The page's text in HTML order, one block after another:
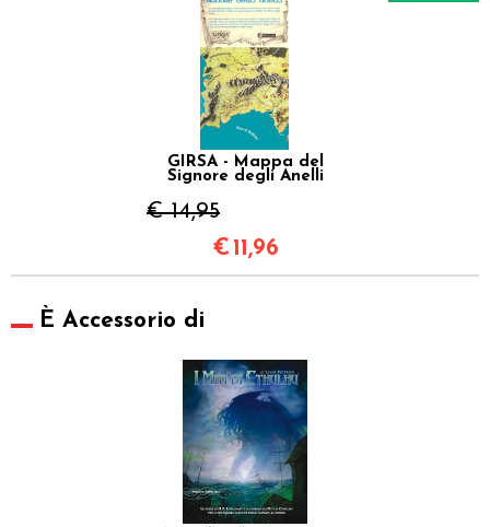
GIRSA - Mappa del
Signore degli Anelli
€ 14,95
€ 11,96
È Accessorio di